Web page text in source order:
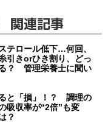
関連記事
テロール低下…何回、
引きorひき割り、どっ
？ 管理栄養士に聞い
と「損」！？ 調理の
吸収率が“2倍”も変
？